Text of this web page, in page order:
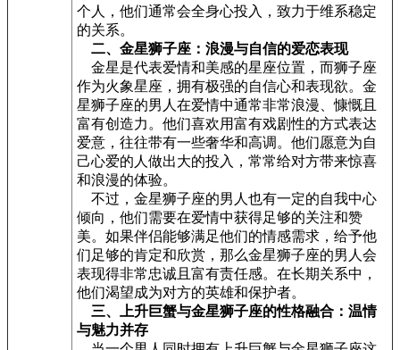
个人，他们通常会全身心投入，致力于维系稳定
的关系。
二、金星狮子座：浪漫与自信的爱恋表现
金星是代表爱情和美感的星座位置，而狮子座
作为火象星座，拥有极强的自信心和表现欲。金
星狮子座的男人在爱情中通常非常浪漫、慷慨且
富有创造力。他们喜欢用富有戏剧性的方式表达
爱意，往往带有一些奢华和高调。他们愿意为自
己心爱的人做出大的投入，常常给对方带来惊喜
和浪漫的体验。
不过，金星狮子座的男人也有一定的自我中心
倾向，他们需要在爱情中获得足够的关注和赞
美。如果伴侣能够满足他们的情感需求，给予他
们足够的肯定和欣赏，那么金星狮子座的男人会
表现得非常忠诚且富有责任感。在长期关系中，
他们渴望成为对方的英雄和保护者。
三、上升巨蟹与金星狮子座的性格融合：温情
与魅力并存